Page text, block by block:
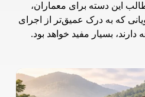
این دسته برای معماران،
که به درک عمیق‌تر از اجرای
بسیار مفید خواهد بود.